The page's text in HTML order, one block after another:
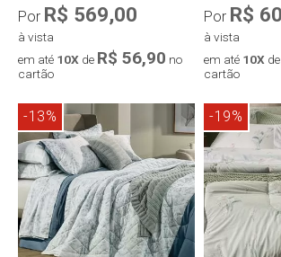
Por R$ 569,00
à vista
em até 10X de R$ 56,90 no
cartão
Compra rápida
Por R$
à vista
em até 10X de
cartão
-13% -19%